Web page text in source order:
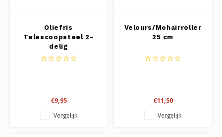
Oliefris
Telescoopsteel 2-
delig
€9,95
Vergelijk
Velours/Mohairroller
25 cm
€11,50
Vergelijk